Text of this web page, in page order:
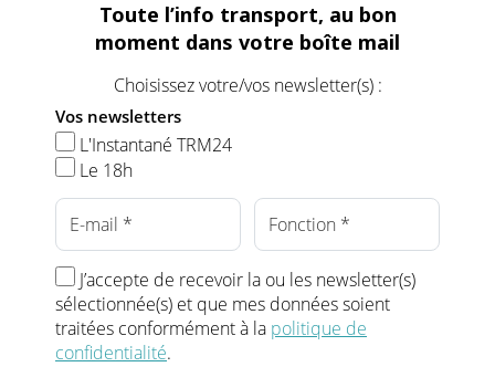
Toute l’info transport, au bon
moment dans votre boîte mail
Choisissez votre/vos newsletter(s) :
Vos newsletters
L'Instantané TRM24
Le 18h
J’accepte de recevoir la ou les newsletter(s)
sélectionnée(s) et que mes données soient
traitées conformément à la politique de
confidentialité.